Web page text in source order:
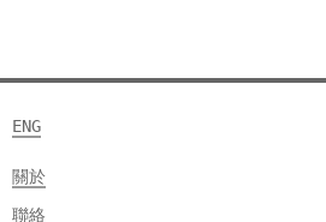
ENG
關於
聯絡